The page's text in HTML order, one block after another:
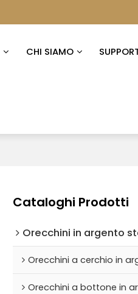
CHI SIAMO
Cataloghi Prodotti
Orecchini in argento
Orecchini a cerchio in
Orecchini a bottone in